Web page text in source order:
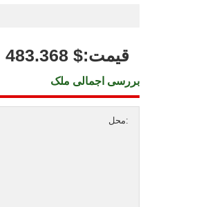
:قیمت 483.368 $
بررسی اجمالی ملک
محل: